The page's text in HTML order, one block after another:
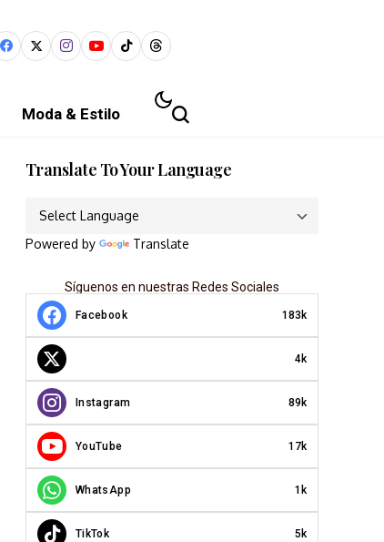
Moda & Estilo
Translate To Your Language
Powered by Translate
Síguenos en nuestras Redes Sociales
Facebook 183k
4k
Instagram 89k
YouTube 17k
WhatsApp 1k
TikTok 5k